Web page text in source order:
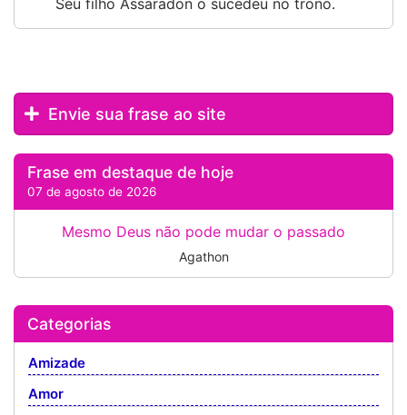
Seu filho Assaradon o sucedeu no trono.
Envie sua frase ao site
Frase em destaque de hoje
07 de agosto de 2026
Mesmo Deus não pode mudar o passado
Agathon
Categorias
Amizade
Amor